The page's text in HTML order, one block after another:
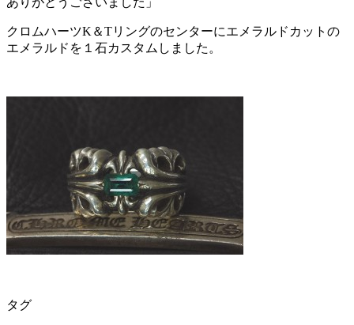
クロムハーツK＆Tリングのセンターにエメラルドカットの
エメラルドを１石カスタムしました。
タグ